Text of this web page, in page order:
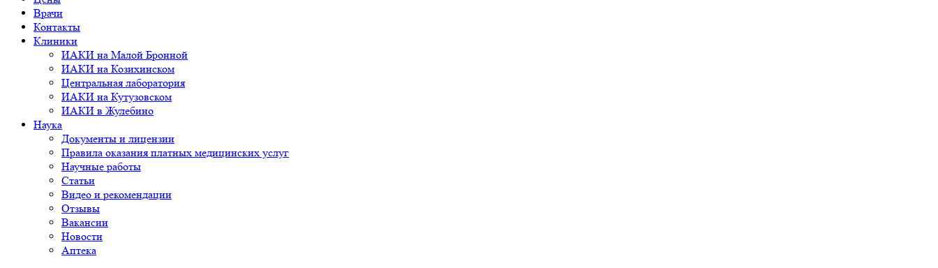
Врачи
Контакты
Клиники
ИАКИ на Малой Бронной
ИАКИ на Козихинском
Центральная лаборатория
ИАКИ на Кутузовском
ИАКИ в Жулебино
Наука
Документы и лицензии
Правила оказания платных медицинских услуг
Научные работы
Статьи
Видео и рекомендации
Отзывы
Вакансии
Новости
Аптека